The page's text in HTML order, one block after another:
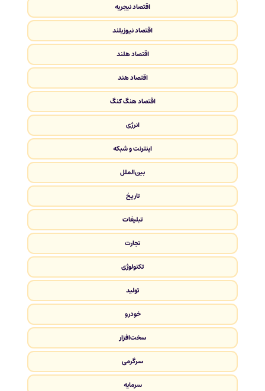
اقتصاد نیجریه
اقتصاد نیوزیلند
اقتصاد هلند
اقتصاد هند
اقتصاد هنگ کنگ
انرژی
اینترنت و شبکه
بین‌الملل
تاریخ
تبلیغات
تجارت
تکنولوژی
تولید
خودرو
سخت‌افزار
سرگرمی
سرمایه